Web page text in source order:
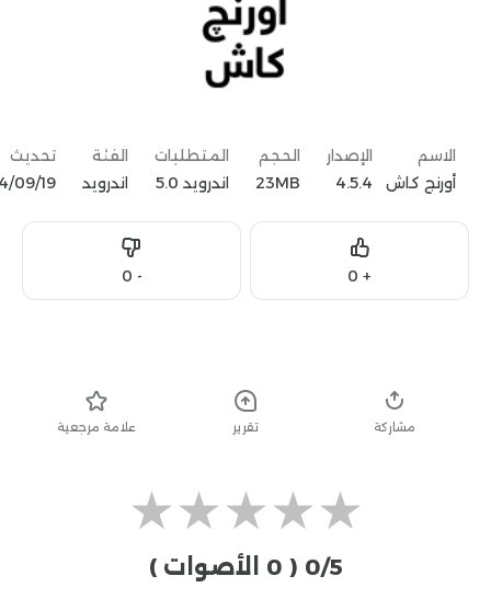
الاسم
أورنج كاش
الإصدار
4.5.4
الحجم
23MB
المتطلبات
اندرويد 5.0
الفئة
اندرويد
تحديث
19‏/09‏/2024
+
0
Like
-
0
Dislike
مشاركة تقرير علامة مرجعية
★
★
★
★
★
0/5 ( 0 الأصوات )